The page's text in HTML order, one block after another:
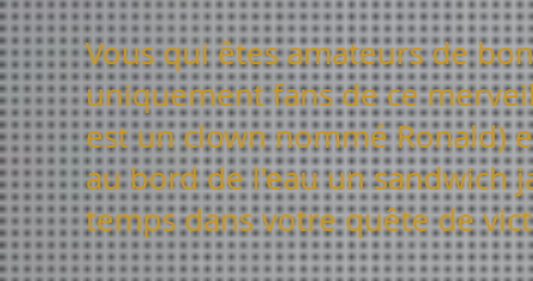
Vous qui êtes amateurs de
uniquement fans de ce
est un clown nommé Ronald)
au bord de l'eau un sandwich
temps dans votre quête de